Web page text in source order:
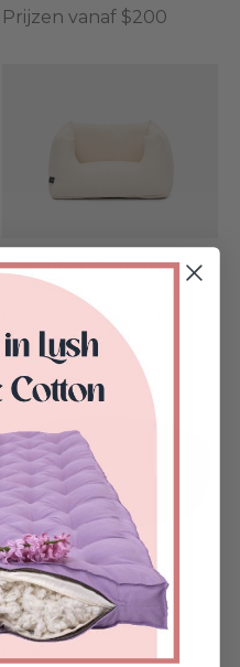
Prijzen vanaf $200
Biologisch Katoenen
Huisdierenbed Op Maat
Prijzen vanaf $201
Rond bed voor
huisdieren van
biologisch katoen op
maat